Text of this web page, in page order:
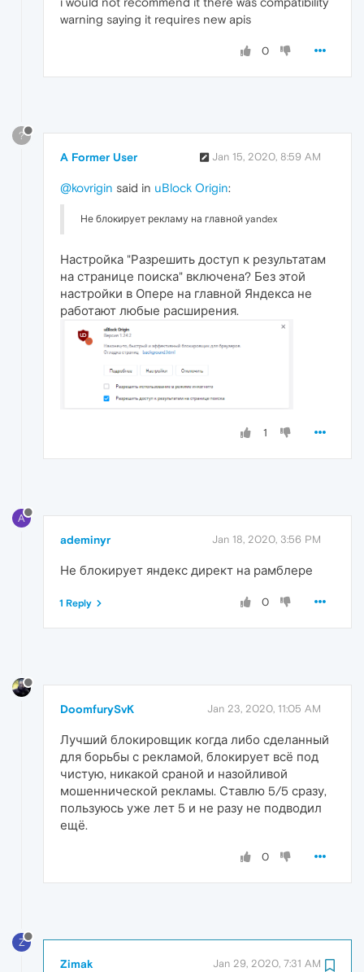
warning saying it requires new apis
0
?
A Former User Jan 15, 2020, 8:59 AM
@kovrigin said in uBlock Origin:
Не блокирует рекламу на главной yandex
Настройка "Разрешить доступ к результатам
на странице поиска" включена? Без этой
настройки в Опере на главной Яндекса не
работают любые расширения.
1
A
ademinyr Jan 18, 2020, 3:56 PM
Не блокирует яндекс директ на рамблере
0
1 Reply
DoomfurySvK Jan 23, 2020, 11:05 AM
Лучший блокировщик когда либо сделанный
для борьбы с рекламой, блокирует всё под
чистую, никакой сраной и назойливой
мошеннической рекламы. Ставлю 5/5 сразу,
пользуюсь уже лет 5 и не разу не подводил
ещё.
0
Z
Zimak Jan 29, 2020, 7:31 AM